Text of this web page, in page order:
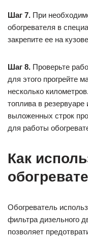
Шаг 7. При
обогревателя в
закрепите ее на
Шаг 8. Проверьте
для этого прогрейте
несколько
топлива в
выложенных строк
для работы
Как
Обогреватель
фильтра дизельного
позволяет